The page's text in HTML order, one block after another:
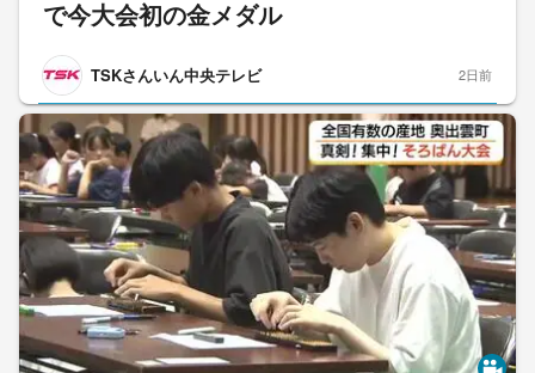
で今大会初の金メダル
TSKさんいん中央テレビ 2日前